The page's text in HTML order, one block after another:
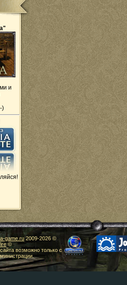
и
)
game.ru2009-2026 ©
©
возможно только с